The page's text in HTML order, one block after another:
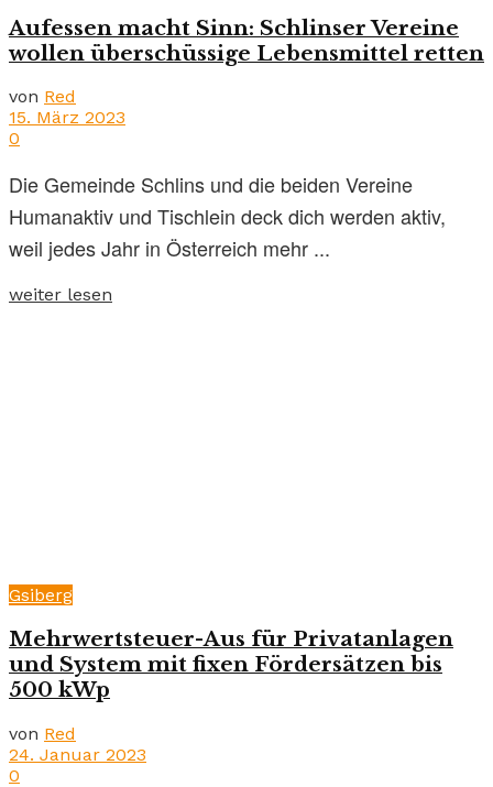
Aufessen macht Sinn: Schlinser Vereine
wollen überschüssige Lebensmittel retten
von Red
15. März 2023
0
Die Gemeinde Schlins und die beiden Vereine
Humanaktiv und Tischlein deck dich werden aktiv,
weil jedes Jahr in Österreich mehr ...
weiter lesen
Gsiberg
Mehrwertsteuer-Aus für Privatanlagen
und System mit fixen Fördersätzen bis
500 kWp
von Red
24. Januar 2023
0